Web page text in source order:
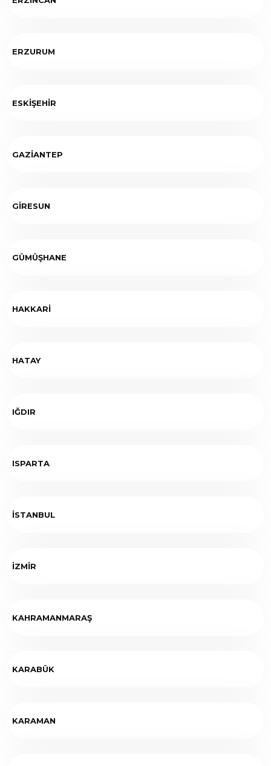
ERZURUM
ESKİŞEHİR
GAZİANTEP
GİRESUN
GÜMÜŞHANE
HAKKARİ
HATAY
IĞDIR
ISPARTA
İSTANBUL
İZMİR
KAHRAMANMARAŞ
KARABÜK
KARAMAN